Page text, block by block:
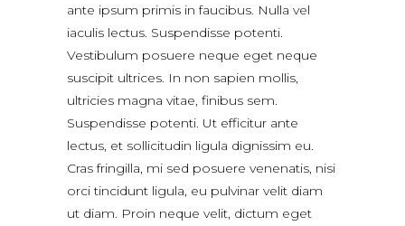
ante ipsum primis in faucibus. Nulla vel
iaculis lectus. Suspendisse potenti.
Vestibulum posuere neque eget neque
suscipit ultrices. In non sapien mollis,
ultricies magna vitae, finibus sem.
Suspendisse potenti. Ut efficitur ante
lectus, et sollicitudin ligula dignissim eu.
Cras fringilla, mi sed posuere venenatis, nisi
orci tincidunt ligula, eu pulvinar velit diam
ut diam. Proin neque velit, dictum eget